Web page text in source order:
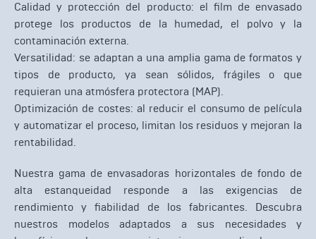
Calidad y protección del producto: el film de envasado
protege los productos de la humedad, el polvo y la
contaminación externa.
Versatilidad: se adaptan a una amplia gama de formatos y
tipos de producto, ya sean sólidos, frágiles o que
requieran una atmósfera protectora (MAP).
Optimización de costes: al reducir el consumo de película
y automatizar el proceso, limitan los residuos y mejoran la
rentabilidad.
Nuestra gama de envasadoras horizontales de fondo de
alta estanqueidad responde a las exigencias de
rendimiento y fiabilidad de los fabricantes. Descubra
nuestros modelos adaptados a sus necesidades y